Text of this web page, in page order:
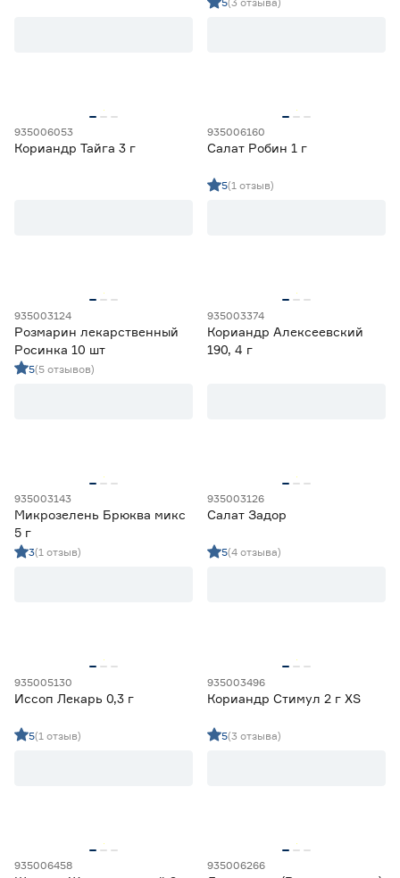
935006053
Кориандр Тайга 3 г
935006160
Салат Робин 1 г
5(1 отзыв)
935003124
Розмарин лекарственный
Росинка 10 шт
5(5 отзывов)
935003374
Кориандр Алексеевский
190, 4 г
935003143
Микрозелень Брюква микс
5 г
3(1 отзыв)
935003126
Салат Задор
5(4 отзыва)
935005130
Иссоп Лекарь 0,3 г
5(1 отзыв)
935003496
Кориандр Стимул 2 г XS
5(3 отзыва)
935006458 935006266